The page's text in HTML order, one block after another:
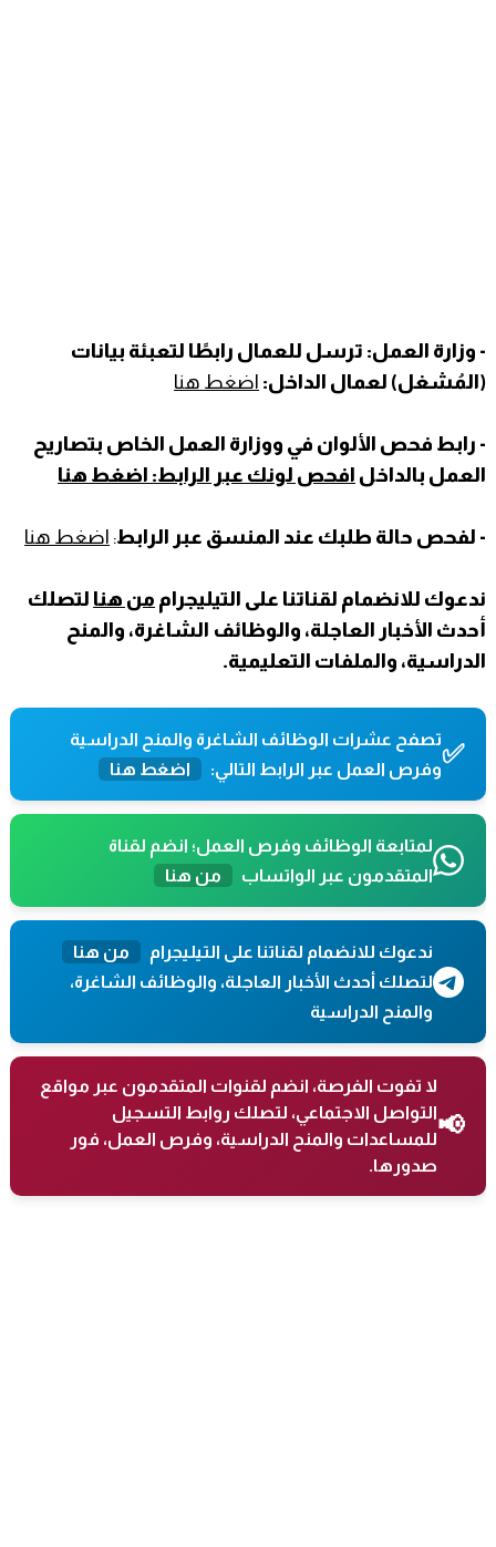
- وزارة العمل: ترسل للعمال رابطًا لتعبئة بيانات
(المُشغل) لعمال الداخل: اضغط هنا
- رابط فحص الألوان في ووزارة العمل الخاص بتصاريح
العمل بالداخل افحص لونك عبر الرابط: اضغط هنا
- لفحص حالة طلبك عند المنسق عبر الرابط: اضغط هنا
ندعوك للانضمام لقناتنا على التيليجرام من هنا لتصلك
أحدث الأخبار العاجلة، والوظائف الشاغرة، والمنح
الدراسية، والملفات التعليمية.
✅تصفح عشرات الوظائف الشاغرة والمنح الدراسية
وفرص العمل عبر الرابط التالي:
اضغط هنا
لمتابعة الوظائف وفرص العمل؛ انضم لقناة
المتقدمون عبر الواتساب
من هنا
ندعوك للانضمام لقناتنا على التيليجرام
من هنا
لتصلك أحدث الأخبار العاجلة، والوظائف الشاغرة،
والمنح الدراسية
📢
لا تفوت الفرصة، انضم لقنوات المتقدمون عبر مواقع
التواصل الاجتماعي، لتصلك روابط التسجيل
للمساعدات والمنح الدراسية، وفرص العمل، فور
صدورها.